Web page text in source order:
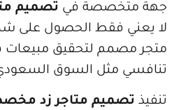
فيتصميم متاجر
الحصول على شكل جميل،
لتحقيق مبيعات فعلية
السوق السعودي.
متاجر زد مخصصيتطلب